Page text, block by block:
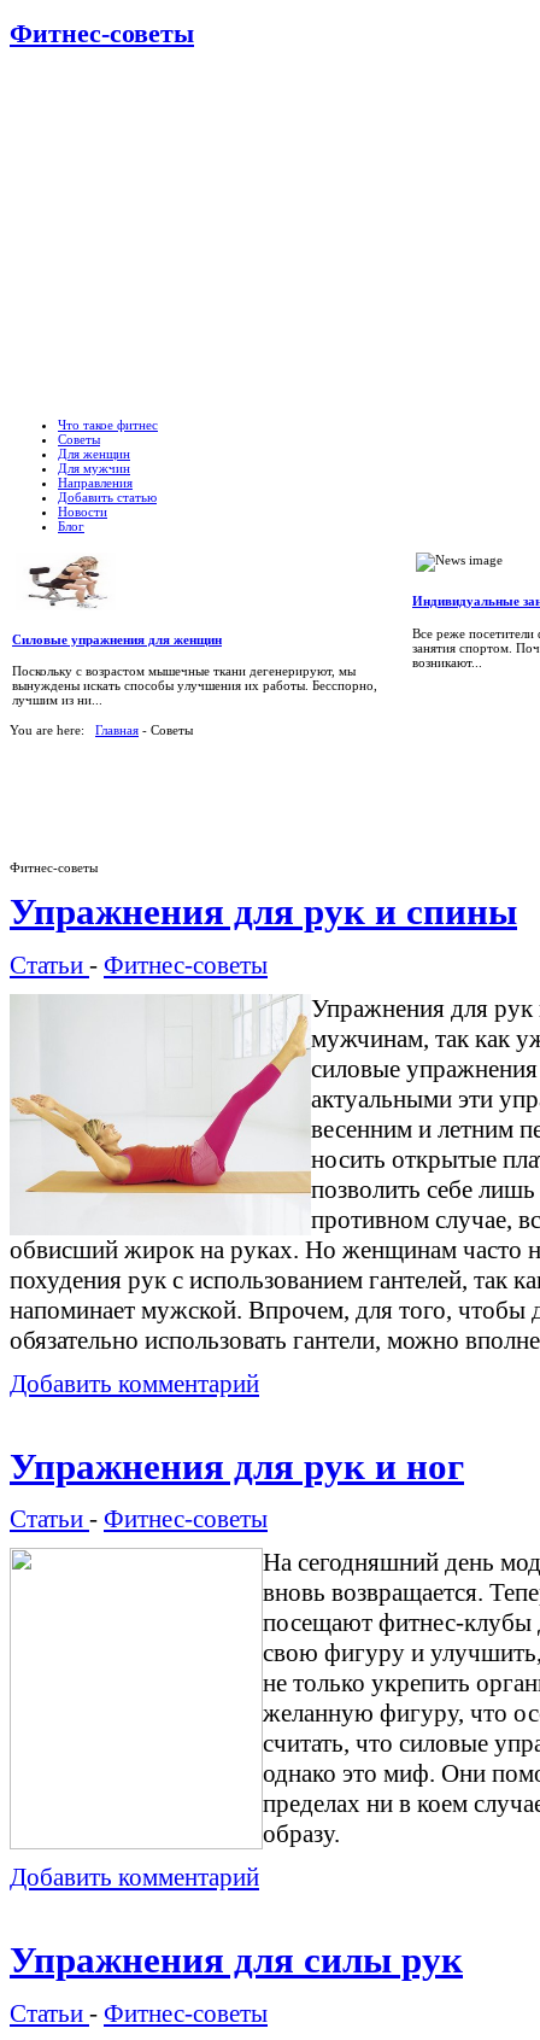
Фитнес-советы
Что такое фитнес
Советы
Для женщин
Для мужчин
Направления
Добавить статью
Новости
Блог
Силовые упражнения для женщин
Поскольку с возрастом мышечные ткани дегенерируют, мы
вынуждены искать способы улучшения их работы. Бесспорно,
лучшим из ни...
Индивидуальные
Все реже
занятия спортом.
возникают...
You are here: Главная - Советы
Фитнес-советы
Упражнения для рук и спины
Статьи - Фитнес-советы
Упражнения для рук
мужчинам, так как
силовые
актуальными эти
весенним и летним
носить открытые
позволить себе
противном случае,
обвисший жирок на руках. Но женщинам часто
похудения рук с использованием гантелей, так
напоминает мужской. Впрочем, для того, чтобы
обязательно использовать гантели, можно
Добавить комментарий
Упражнения для рук и ног
Статьи - Фитнес-советы
На сегодняшний день
вновь возвращается.
посещают фитнес-клубы
свою фигуру и
не только укрепить
желанную фигуру, что
считать, что силовые
однако это миф. Они
пределах ни в коем
образу.
Добавить комментарий
Упражнения для силы рук
Статьи - Фитнес-советы